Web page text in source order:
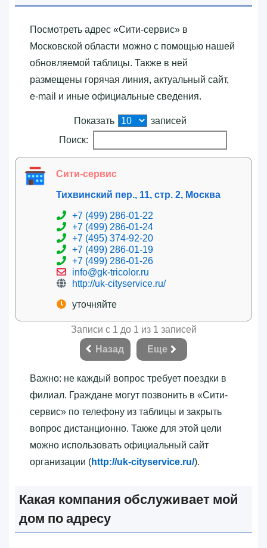
Посмотреть адрес «‎Сити-сервис»‎ в
Московской области можно с помощью нашей
обновляемой таблицы. Также в ней
размещены горячая линия, актуальный сайт,
e-mail и иные официальные сведения.
Показать
записей
Поиск:
Сити-сервис
Тихвинский пер., 11, стр. 2, Москва
+7 (499) 286-01-22
+7 (499) 286-01-24
+7 (495) 374-92-20
+7 (499) 286-01-19
+7 (499) 286-01-26
info@gk-tricolor.ru
http://uk-cityservice.ru/
уточняйте
Записи с 1 до 1 из 1 записей
Назад
Еще
Важно: не каждый вопрос требует поездки в
филиал. Граждане могут позвонить в «‎Сити-
сервис»‎ по телефону из таблицы и закрыть
вопрос дистанционно. Также для этой цели
можно использовать официальный сайт
организации (http://uk-cityservice.ru/).
Какая компания обслуживает мой
дом по адресу